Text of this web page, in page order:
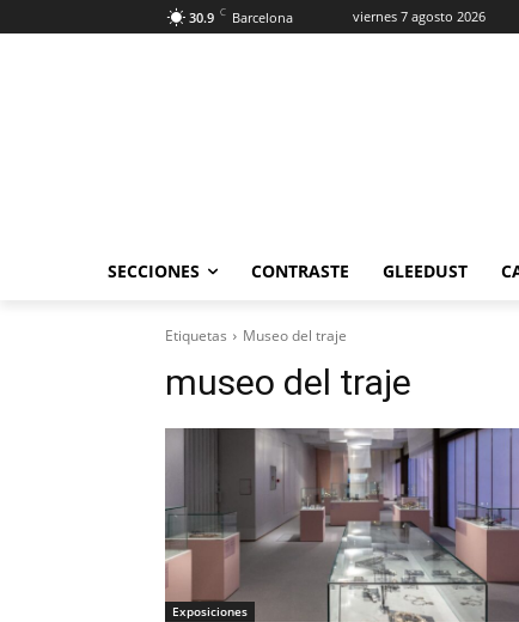
30.9 C Barcelona viernes 7 agosto 2026
SECCIONES CONTRASTE GLEEDUST
Etiquetas Museo del traje
museo del traje
Exposiciones